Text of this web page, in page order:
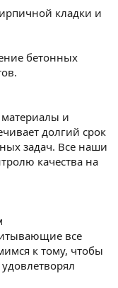
кладки и
бетонных
и
долгий срок
задач. Все наши
качества на
все
к тому, чтобы